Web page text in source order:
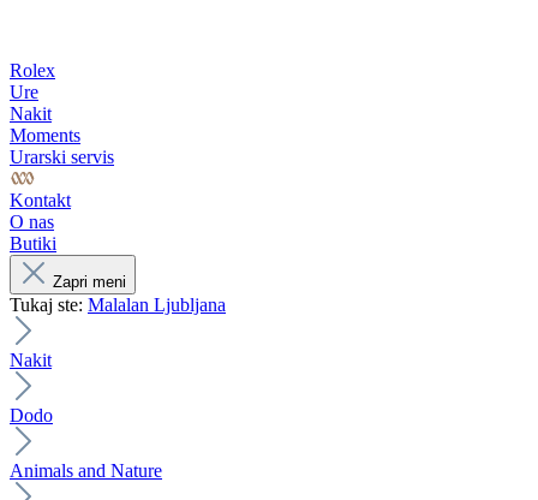
Rolex
Ure
Nakit
Moments
Urarski servis
Kontakt
O nas
Butiki
Zapri meni
Tukaj ste: Malalan Ljubljana
Nakit
Dodo
Animals and Nature